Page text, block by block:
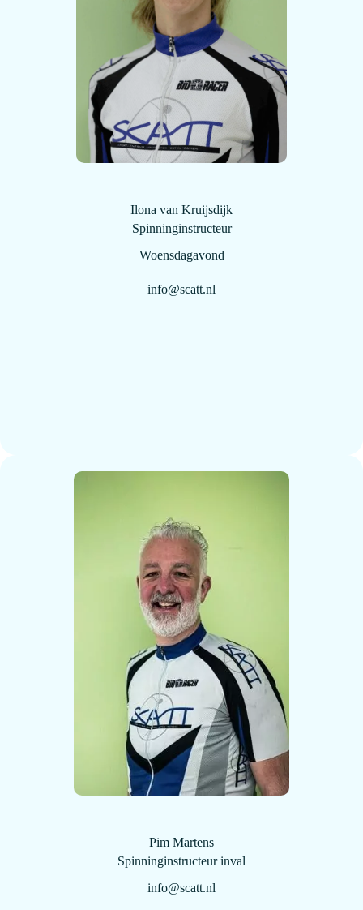
Ilona van Kruijsdijk
Spinninginstructeur
Woensdagavond
info@scatt.nl
Pim Martens
Spinninginstructeur inval
info@scatt.nl